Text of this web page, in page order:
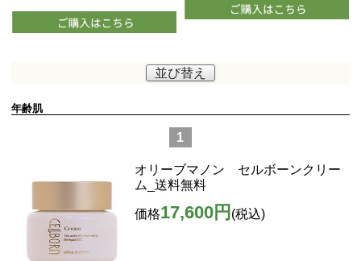
並び替え
年齢肌
1
オリーブマノン セルボーンクリー
ム_送料無料
価格17,600円 (税込)